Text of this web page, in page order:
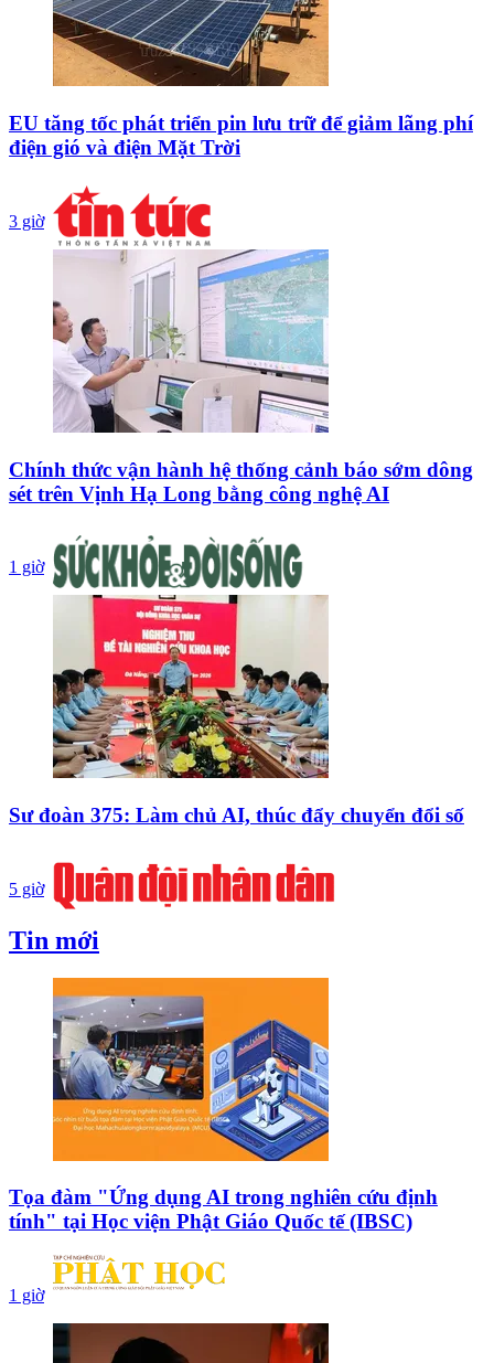
EU tăng tốc phát triển pin lưu trữ để giảm lãng phí
điện gió và điện Mặt Trời
3 giờ
Chính thức vận hành hệ thống cảnh báo sớm dông
sét trên Vịnh Hạ Long bằng công nghệ AI
1 giờ
Sư đoàn 375: Làm chủ AI, thúc đẩy chuyển đổi số
5 giờ
Tin mới
Tọa đàm "Ứng dụng AI trong nghiên cứu định
tính" tại Học viện Phật Giáo Quốc tế (IBSC)
1 giờ